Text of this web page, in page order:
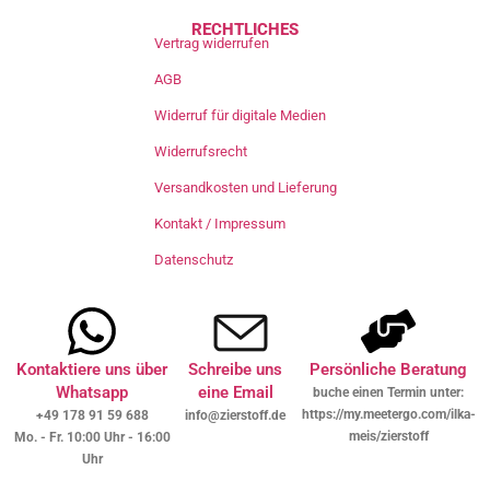
RECHTLICHES
Vertrag widerrufen
AGB
Widerruf für digitale Medien
Widerrufsrecht
Versandkosten und Lieferung
Kontakt / Impressum
Datenschutz
Kontaktiere uns über
Whatsapp
+49 178 91 59 688
Mo. - Fr. 10:00 Uhr - 16:00
Uhr
Schreibe uns
eine Email
info@zierstoff.de
Persönliche Beratung
buche einen Termin unter:
https://my.meetergo.com/ilka-
meis/zierstoff